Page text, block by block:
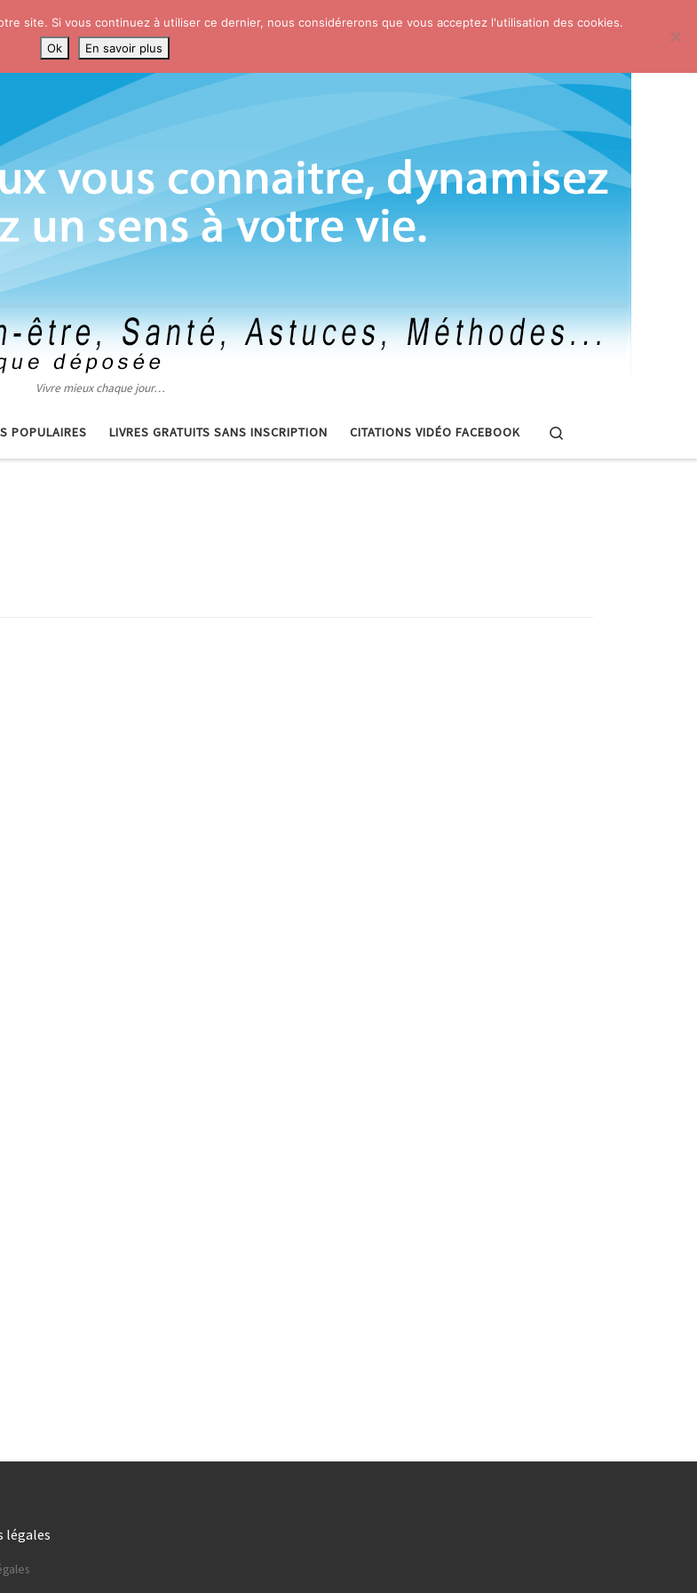
Vivre mieux chaque jour…
POPULAIRES LIVRES GRATUITS SANS INSCRIPTION CITATIONS VIDÉO FACEBOOK
légales
site. Si vous continuez à utiliser ce dernier, nous considérerons que vous acceptez l'utilisation des cookies.
Ok
En savoir plus